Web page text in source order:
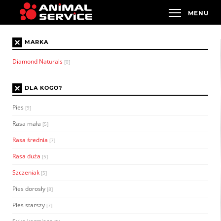
× MARKA
Diamond Naturals [0]
× DLA KOGO?
Pies [9]
Rasa mała [5]
Rasa średnia [7]
Rasa duża [5]
Szczeniak [5]
Pies dorosły [8]
Pies starszy [7]